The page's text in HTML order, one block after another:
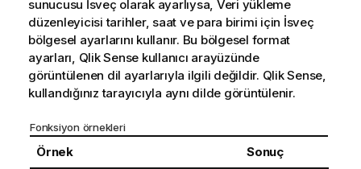
sunucusu İsveç olarak ayarlıysa, Veri yükleme
düzenleyicisi tarihler, saat ve para birimi için İsveç
bölgesel ayarlarını kullanır. Bu bölgesel format
ayarları, Qlik Sense kullanıcı arayüzünde
görüntülenen dil ayarlarıyla ilgili değildir. Qlik Sense,
kullandığınız tarayıcıyla aynı dilde görüntülenir.
Fonksiyon örnekleri
Örnek Sonuç